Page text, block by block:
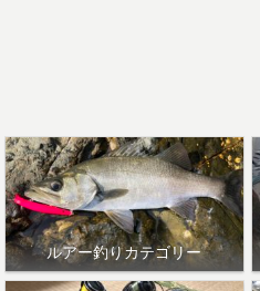
ルアー釣りカテゴリー